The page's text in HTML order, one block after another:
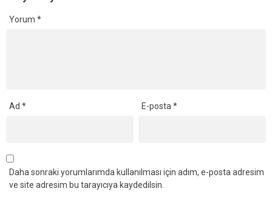
Yorum *
Ad * E-posta*
Daha sonraki yorumlarımda kullanılması için adım, e-posta adresim
ve site adresim bu tarayıcıya kaydedilsin.